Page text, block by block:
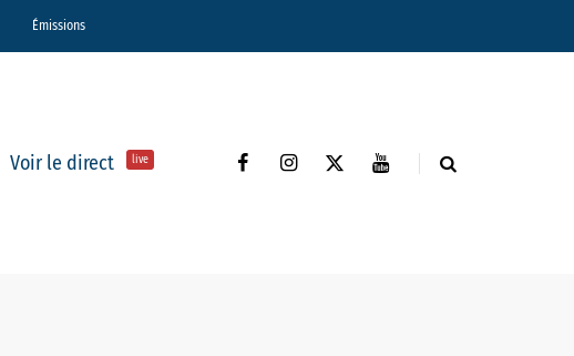
Émissions
Voir le direct live